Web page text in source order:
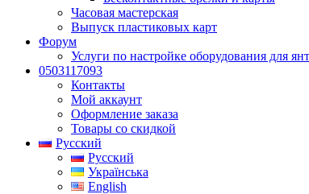
Часовая мастерская
Выпуск пластиковых карт
Форум
Услуги по настройке оборудования для
0503117093
Контакты
Мой аккаунт
Оформление заказа
Товары со скидкой
Русский
Русский
Українська
English